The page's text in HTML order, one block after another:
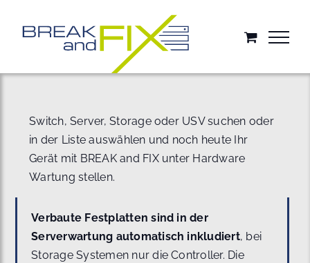
springen
Switch, Server, Storage oder USV suchen oder
in der Liste auswählen und noch heute Ihr
Gerät mit BREAK and FIX unter Hardware
Wartung stellen.
Verbaute Festplatten sind in der
Serverwartung automatisch inkludiert, bei
Storage Systemen nur die Controller. Die